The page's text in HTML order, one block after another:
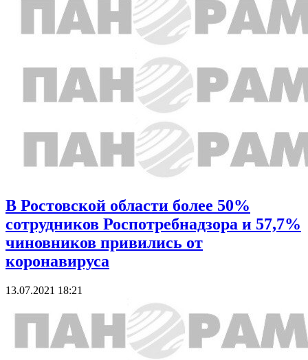
В Ростовской области более 50%
сотрудников Роспотребнадзора и 57,7%
чиновников привились от
коронавируса
13.07.2021 18:21